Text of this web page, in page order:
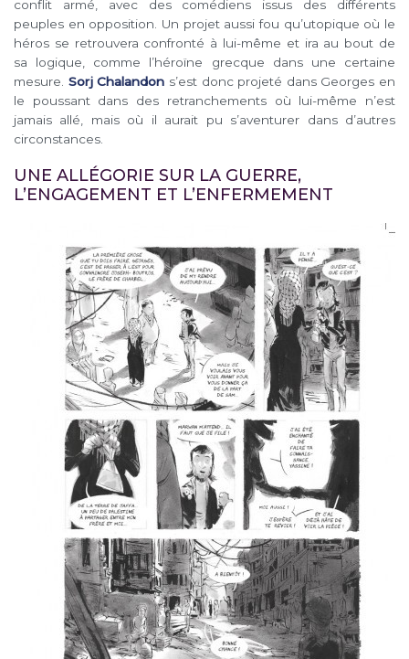
conflit armé, avec des comédiens issus des différents
peuples en opposition. Un projet aussi fou qu’utopique où le
héros se retrouvera confronté à lui-même et ira au bout de
sa logique, comme l’héroïne grecque dans une certaine
mesure. Sorj Chalandon s’est donc projeté dans Georges en
le poussant dans des retranchements où lui-même n’est
jamais allé, mais où il aurait pu s’aventurer dans d’autres
circonstances.
UNE ALLÉGORIE SUR LA GUERRE,
L’ENGAGEMENT ET L’ENFERMEMENT